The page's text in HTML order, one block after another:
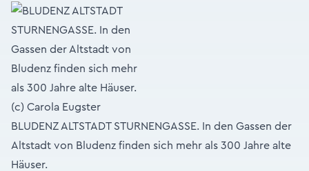
BLUDENZ ALTSTADT STURNENGASSE. In den Gassen der
Altstadt von Bludenz finden sich mehr als 300 Jahre alte
Häuser.